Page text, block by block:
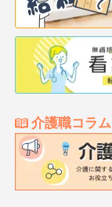
介護職コラム